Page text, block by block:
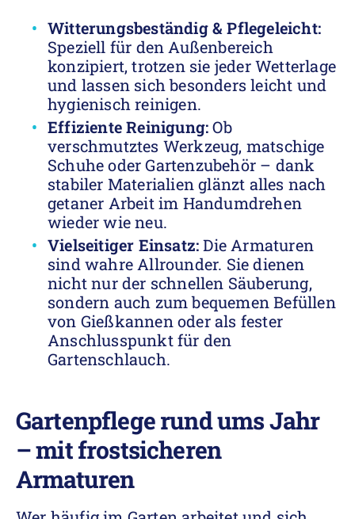
Witterungsbeständig & Pflegeleicht:
Speziell für den Außenbereich
konzipiert, trotzen sie jeder Wetterlage
und lassen sich besonders leicht und
hygienisch reinigen.
Effiziente Reinigung:Ob
verschmutztes Werkzeug, matschige
Schuhe oder Gartenzubehör – dank
stabiler Materialien glänzt alles nach
getaner Arbeit im Handumdrehen
wieder wie neu.
Vielseitiger Einsatz:Die Armaturen
sind wahre Allrounder. Sie dienen
nicht nur der schnellen Säuberung,
sondern auch zum bequemen Befüllen
von Gießkannen oder als fester
Anschlusspunkt für den
Gartenschlauch.
Gartenpflege rund ums Jahr
– mit frostsicheren
Armaturen